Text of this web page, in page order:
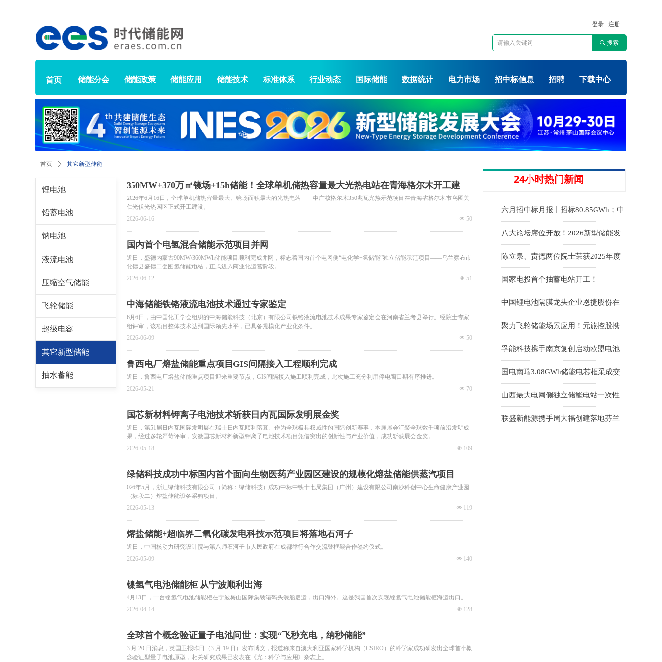
끠 搜索
登录 注册
储能分会 储能政策 储能应用 储能技术 标准体系 行业动态 国际储能 数据统计 电力市场 招中标信息 招聘 下载中心
首页
350MW+370万㎡镜场+15h储能！全球单机储热容量最大光热电站在青海格尔木开工建
设！
2026年6月16日，全球单机储热容量最大、镜场面积最大的光热电站——中广核格尔木350兆瓦光热示范项目在青海省格尔木市乌图美
仁光伏光热园区正式开工建设。
넶 50
2026-06-16
国内首个电氢混合储能示范项目并网
近日，盛德内蒙古90MW/360MWh储能项目顺利完成并网，标志着国内首个电网侧“电化学+氢储能”独立储能示范项目——乌兰察布市
化德县盛德二登图氢储能电站，正式进入商业化运营阶段。
넶 51
2026-06-12
中海储能铁铬液流电池技术通过专家鉴定
6月6日，由中国化工学会组织的中海储能科技（北京）有限公司铁铬液流电池技术成果专家鉴定会在河南省兰考县举行。经院士专家
组评审，该项目整体技术达到国际领先水平，已具备规模化产业化条件。
넶 50
2026-06-09
鲁西电厂熔盐储能重点项目GIS间隔接入工程顺利完成
近日，鲁西电厂熔盐储能重点项目迎来重要节点，GIS间隔接入施工顺利完成，此次施工充分利用停电窗口期有序推进。
넶 70
2026-05-21
国芯新材料钾离子电池技术斩获日内瓦国际发明展金奖
近日，第51届日内瓦国际发明展在瑞士日内瓦顺利落幕。作为全球极具权威性的国际创新赛事，本届展会汇聚全球数千项前沿发明成
果，经过多轮严苛评审，安徽国芯新材料新型钾离子电池技术项目凭借突出的创新性与产业价值，成功斩获展会金奖。
넶 109
2026-05-18
绿储科技成功中标国内首个面向生物医药产业园区建设的规模化熔盐储能供蒸汽项目
026年5月，浙江绿储科技有限公司（简称：绿储科技）成功中标中铁十七局集团（广州）建设有限公司南沙科创中心生命健康产业园
（标段二）熔盐储能设备采购项目。
넶 119
2026-05-13
熔盐储能+超临界二氧化碳发电科技示范项目将落地石河子
近日，中国核动力研究设计院与第八师石河子市人民政府在成都举行合作交流暨框架合作签约仪式。
넶 140
2026-05-09
镍氢气电池储能柜 从宁波顺利出海
4月13日，一台镍氢气电池储能柜在宁波梅山国际集装箱码头装船启运，出口海外。这是我国首次实现镍氢气电池储能柜海运出口。
넶 128
2026-04-14
全球首个概念验证量子电池问世：实现“飞秒充电，纳秒储能”
3 月 20 日消息，英国卫报昨日（3 月 19 日）发布博文，报道称来自澳大利亚国家科学机构（CSIRO）的科学家成功研发出全球首个概
念验证型量子电池原型，相关研究成果已发表在《光：科学与应用》杂志上。
锂电池
铅蓄电池
钠电池
液流电池
压缩空气储能
飞轮储能
超级电容
其它新型储能
抽水蓄能
首页 ꄲ 其它新型储能
六月招中标月报丨招标80.85GWh；中
标34.60GWh、锂电储能EPC中标均价
1.019元/Wh；储能系统0.764元/Wh
八大论坛席位开放！2026新型储能发
展大会(INES2026)演讲嘉宾正式征集
陈立泉、贲德两位院士荣获2025年度
国家最高科学技术奖
国家电投首个抽蓄电站开工！
中国锂电池隔膜龙头企业恩捷股份在
匈牙利被勒令暂停生产
聚力飞轮储能场景应用！元旅控股携
手武汉大全能源开拓台区储能蓝海市
场
孚能科技携手南京复创启动欧盟电池
护照项目
国电南瑞3.08GWh储能电芯框采成交
候选人公示
山西最大电网侧独立储能电站一次性
并网成功！易储数智激活华北绿能新
引擎
联盛新能源携手周大福创建落地芬兰
储能项目 开启欧洲绿色储能协同新征
24小时热门新闻